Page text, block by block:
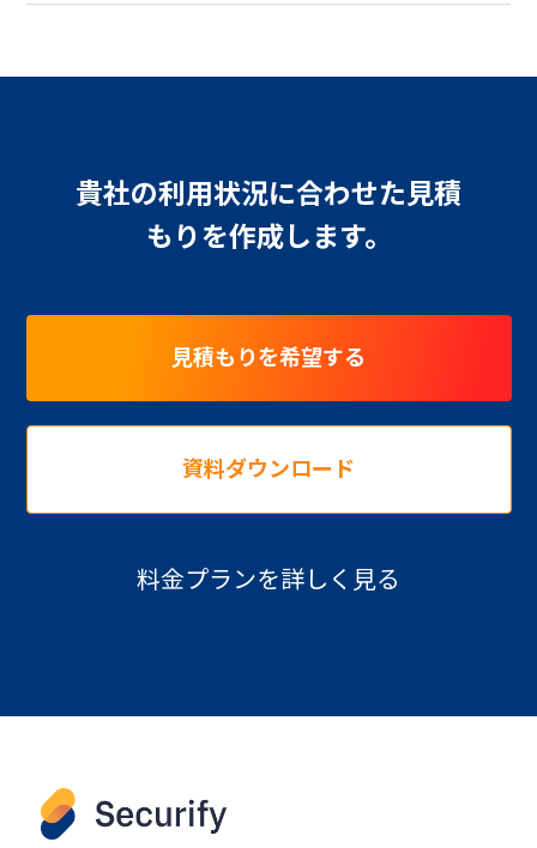
貴社の利用状況に合わせた見積
もりを作成します。
見積もりを希望する
資料ダウンロード
料金プランを詳しく見る